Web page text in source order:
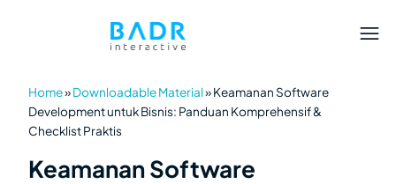
Home»Downloadable Material»Keamanan Software
Development untuk Bisnis: Panduan Komprehensif &
Checklist Praktis
Keamanan Software